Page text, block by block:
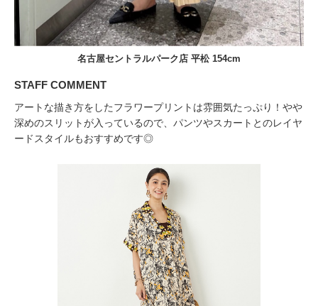
名古屋セントラルパーク店 平松 154cm
STAFF COMMENT
アートな描き方をしたフラワープリントは雰囲気たっぷり！やや
深めのスリットが入っているので、パンツやスカートとのレイヤ
ードスタイルもおすすめです◎